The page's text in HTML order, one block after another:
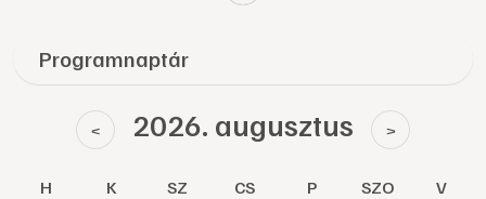
Programnaptár
< 2026. augusztus >
H K SZ CS P SZO V